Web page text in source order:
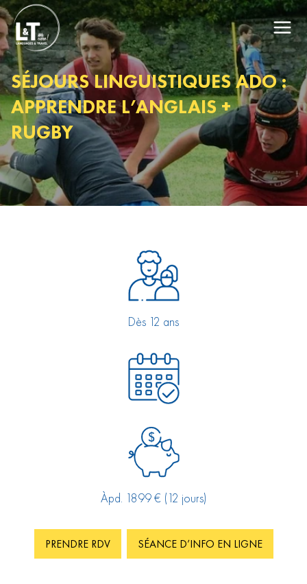
SÉJOURS LINGUISTIQUES ADO :
APPRENDRE L’ANGLAIS +
RUGBY
Dès 12 ans
Àpd. 1899 € (12 jours)
PRENDRE RDV SÉANCE D’INFO EN LIGNE